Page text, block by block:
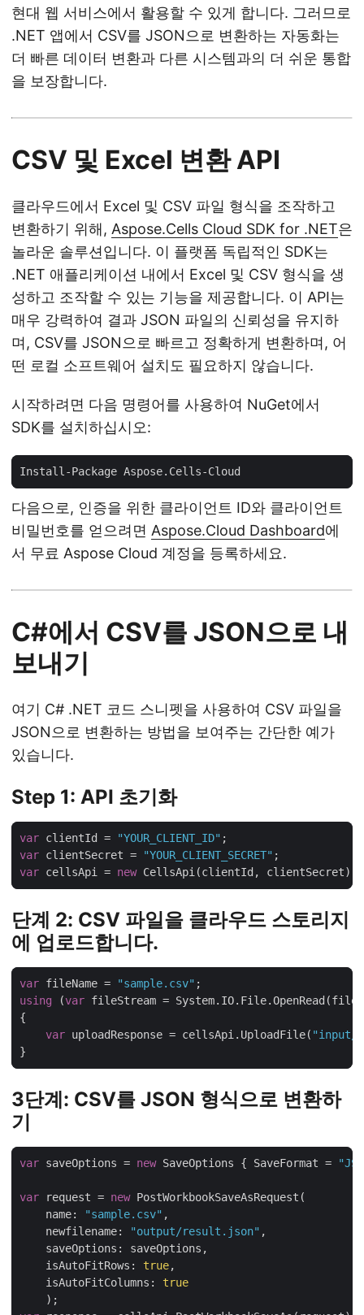
현대 웹 서비스에서 활용할 수 있게 합니다. 그러므로
.NET 앱에서 CSV를 JSON으로 변환하는 자동화는
더 빠른 데이터 변환과 다른 시스템과의 더 쉬운 통합
을 보장합니다.
CSV 및 Excel 변환 API
클라우드에서 Excel 및 CSV 파일 형식을 조작하고
변환하기 위해, Aspose.Cells Cloud SDK for .NET은
놀라운 솔루션입니다. 이 플랫폼 독립적인 SDK는
.NET 애플리케이션 내에서 Excel 및 CSV 형식을 생
성하고 조작할 수 있는 기능을 제공합니다. 이 API는
매우 강력하여 결과 JSON 파일의 신뢰성을 유지하
며, CSV를 JSON으로 빠르고 정확하게 변환하며, 어
떤 로컬 소프트웨어 설치도 필요하지 않습니다.
시작하려면 다음 명령어를 사용하여 NuGet에서
SDK를 설치하십시오:
다음으로, 인증을 위한 클라이언트 ID와 클라이언트
비밀번호를 얻으려면 Aspose.Cloud Dashboard에
서 무료 Aspose Cloud 계정을 등록하세요.
C#에서 CSV를 JSON으로 내
보내기
여기 C# .NET 코드 스니펫을 사용하여 CSV 파일을
JSON으로 변환하는 방법을 보여주는 간단한 예가
있습니다.
Step 1: API 초기화
var clientId = "YOUR_CLIENT_ID"
var clientSecret = "YOUR_CLIENT_SECRET"
var cellsApi = new
단계 2: CSV 파일을 클라우드 스토리지
에 업로드합니다.
var fileName = "sample.csv"
using (var
var uploadResponse = cellsApi.UploadFile( "input/"
3단계: CSV를 JSON 형식으로 변환하
기
var saveOptions = new SaveOptions { SaveFormat =
var request = new
    name:
"sample.csv"
    newfilename:
"output/result.json"
    isAutoFitRows:
true
    isAutoFitColumns:
true